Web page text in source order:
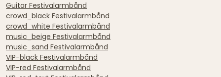
Guitar Festivalarmbånd
crowd_black Festivalarmbånd
crowd_white Festivalarmbånd
music_beige Festivalarmbånd
music_sand Festivalarmbånd
VIP-black Festivalarmbånd
VIP-red Festivalarmbånd